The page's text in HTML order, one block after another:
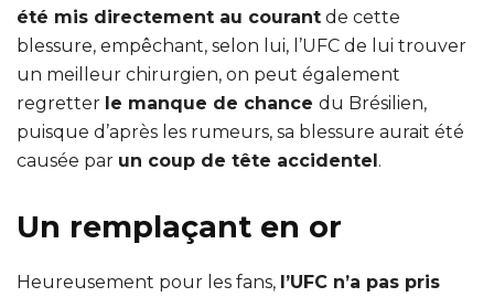
été mis directement au courant de cette
blessure, empêchant, selon lui, l’UFC de lui trouver
un meilleur chirurgien, on peut également
regretter le manque de chance du Brésilien,
puisque d’après les rumeurs, sa blessure aurait été
causée par un coup de tête accidentel.
Un remplaçant en or
Heureusement pour les fans, l’UFC n’a pas pris